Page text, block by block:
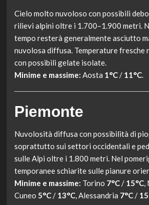
Cielo molto nuvoloso con possibili
rilievi alpini oltre i 1.700–1.900 metri.
tempo resterà generalmente asciutto
nuvolosa diffusa. Temperature fresche
con possibili gelate isolate.
Minime e massime: Aosta 1°C/ 11°C.
Piemonte
Nuvolosità diffusa con possibilità di
soprattutto sui settori occidentali e
sulle Alpi oltre i 1.800 metri. Nel
temporanee schiarite sulle pianure
Minime e massime: Torino 7°C/ 15°C,
Cuneo 5°C/ 13°C, Alessandria 7°C/